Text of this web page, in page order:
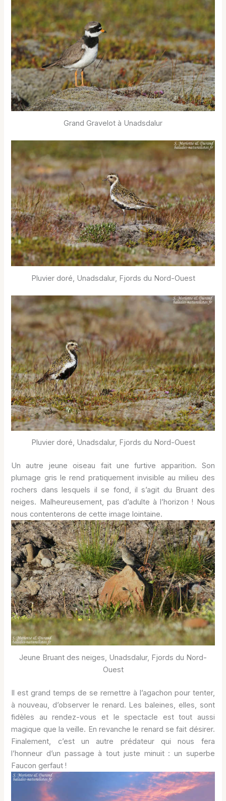
Grand Gravelot à Unadsdalur
Pluvier doré, Unadsdalur, Fjords du Nord-Ouest
Pluvier doré, Unadsdalur, Fjords du Nord-Ouest
Un autre jeune oiseau fait une furtive apparition. Son
plumage gris le rend pratiquement invisible au milieu des
rochers dans lesquels il se fond, il s’agit du Bruant des
neiges. Malheureusement, pas d’adulte à l’horizon ! Nous
nous contenterons de cette image lointaine.
Jeune Bruant des neiges, Unadsdalur, Fjords du Nord-
Ouest
Il est grand temps de se remettre à l’agachon pour tenter,
à nouveau, d’observer le renard. Les baleines, elles, sont
fidèles au rendez-vous et le spectacle est tout aussi
magique que la veille. En revanche le renard se fait désirer.
Finalement, c’est un autre prédateur qui nous fera
l’honneur d’un passage à tout juste minuit : un superbe
Faucon gerfaut !